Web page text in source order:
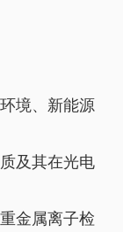
境、新能源
及其在光电
金属离子检